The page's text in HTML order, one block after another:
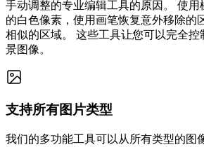
手动调整的专业编辑工具的原因。 使用
的白色像素，使用画笔恢复意外移除的
相似的区域。 这些工具让您可以完全
景图像。
支持所有图片类型
我们的多功能工具可以从所有类型的图